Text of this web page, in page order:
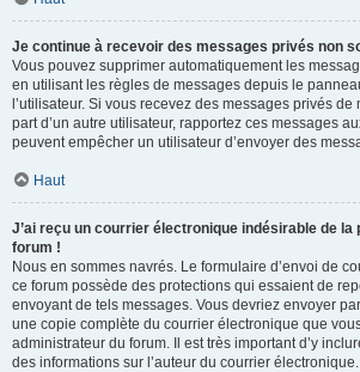
Je continue à recevoir des messages privés non
Vous pouvez supprimer automatiquement les
en utilisant les règles de messages depuis le
l’utilisateur. Si vous recevez des messages privés
part d’un autre utilisateur, rapportez ces messages
peuvent empêcher un utilisateur d’envoyer des
Haut
J’ai reçu un courrier électronique indésirable de la
forum !
Nous en sommes navrés. Le formulaire d’envoi de
ce forum possède des protections qui essaient de
envoyant de tels messages. Vous devriez envoyer
une copie complète du courrier électronique que
administrateur du forum. Il est très important d’y
des informations sur l’auteur du courrier